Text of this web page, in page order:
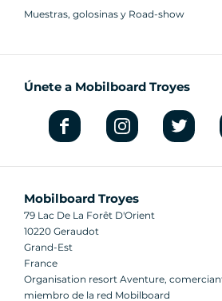
Muestras, golosinas y Road-show
Únete a Mobilboard Troyes
Mobilboard Troyes
79 Lac De La Forêt D'Orient
10220 Geraudot
Grand-Est
France
Organisation resort Aventure,
miembro de la red Mobilboard